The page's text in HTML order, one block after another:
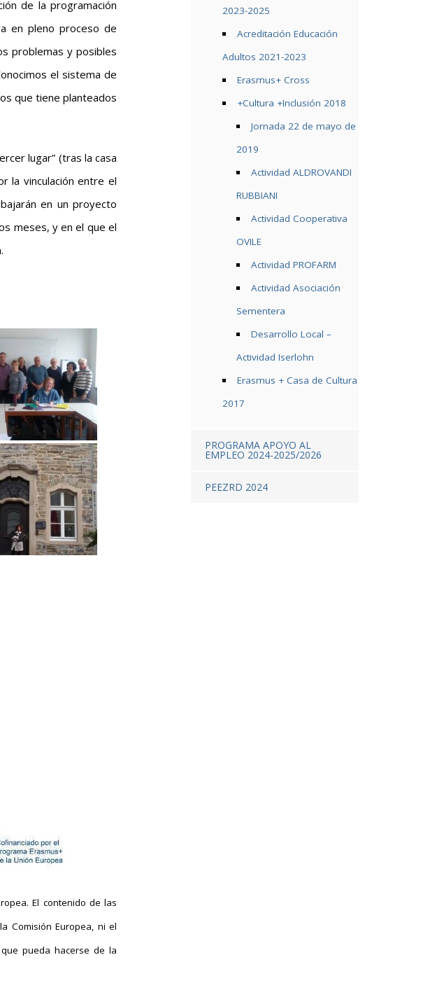
de la programación
en pleno proceso de
problemas y posibles
el sistema de
que tiene planteados
lugar” (tras la casa
la vinculación entre el
en un proyecto
meses, y en el que el
El contenido de las
Comisión Europea, ni el
que pueda hacerse de la
2023-2025
Acreditación Educación
Adultos 2021-2023
Erasmus+ Cross
+Cultura +Inclusión 2018
Jornada 22 de mayo de
2019
Actividad ALDROVANDI
RUBBIANI
Actividad Cooperativa
OVILE
Actividad PROFARM
Actividad Asociación
Sementera
Desarrollo Local –
Actividad Iserlohn
Erasmus + Casa de Cultura
2017
PROGRAMA APOYO AL
EMPLEO 2024-2025/2026
PEEZRD 2024